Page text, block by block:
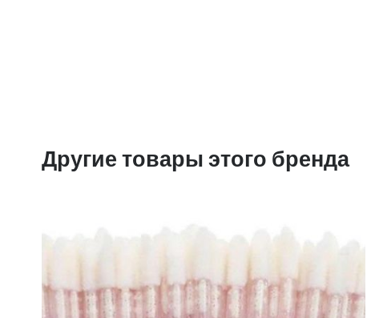
Другие товары этого бренда